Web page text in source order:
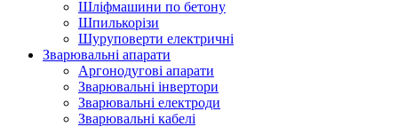
Шліфмашини по бетону
Шпилькорізи
Шуруповерти електричні
Зварювальні апарати
Аргонодугові апарати
Зварювальні інвертори
Зварювальні електроди
Зварювальні кабелі